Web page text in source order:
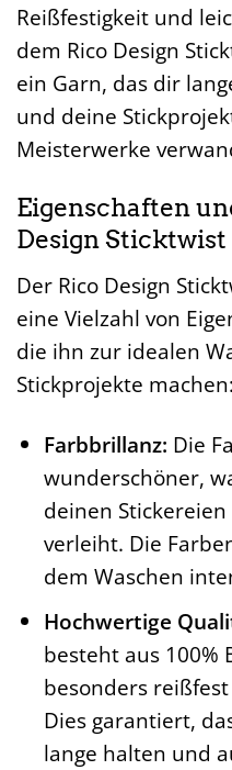
Reißfestigkeit und
dem Rico Design
ein Garn, das dir
und deine
Meisterwerke
Eigenschaften
Design Sticktwist
Der Rico Design
eine Vielzahl von
die ihn zur idealen
Stickprojekte machen:
Farbbrillanz: Die
wunderschöner,
deinen
verleiht. Die
dem Waschen
Hochwertige
besteht aus 100%
besonders
Dies garantiert,
lange halten und